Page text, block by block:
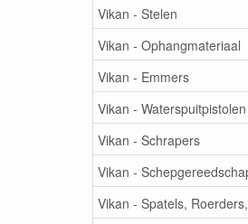
Vikan - Stelen
Vikan - Ophangmateriaal
Vikan - Emmers
Vikan - Waterspuitpistolen
Vikan - Schrapers
Vikan -
Vikan - Spatels,